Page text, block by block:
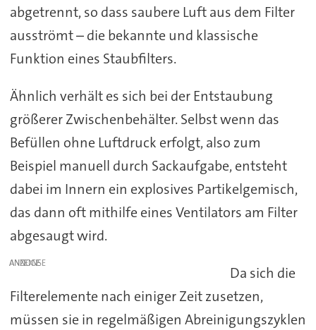
abgetrennt, so dass saubere Luft aus dem Filter
ausströmt – die bekannte und klassische
Funktion eines Staubfilters.
Ähnlich verhält es sich bei der Entstaubung
größerer Zwischenbehälter. Selbst wenn das
Befüllen ohne Luftdruck erfolgt, also zum
Beispiel manuell durch Sackaufgabe, entsteht
dabei im Innern ein explosives Partikelgemisch,
das dann oft mithilfe eines Ventilators am Filter
abgesaugt wird.
ANZEIGE
Da sich die
Filterelemente nach einiger Zeit zusetzen,
müssen sie in regelmäßigen Abreinigungszyklen